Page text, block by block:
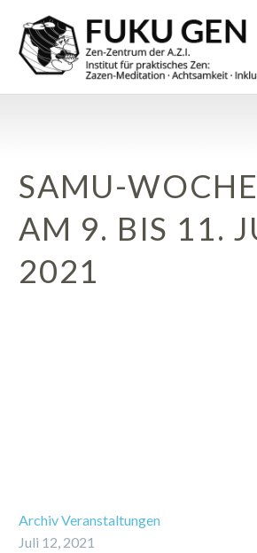
SAMU-
AM 9. BIS 11.
2021
Archiv Veranstaltungen
Juli 12, 2021